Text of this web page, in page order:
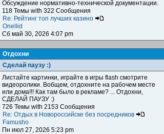
Обсуждение нормативно-технической документации.
118 Темы with 322 Сообщения
Re: Рейтинг топ лучших казино
Onellid
Сб май 30, 2026 4:07 pm
Отдохни
Сделай паузу :)
Листайте картинки, играйте в игры flash смотрите
видеоролики. Вобщем, отдохните на рабочем месте
или дома!!! Как там было в рекламе? ... Отдохни,
СДЕЛАЙ ПАУЗУ :)
726 Темы with 2153 Сообщения
Re: Отдых в Новороссийске без посредников
Famusho
Пн июл 27, 2026 5:23 pm